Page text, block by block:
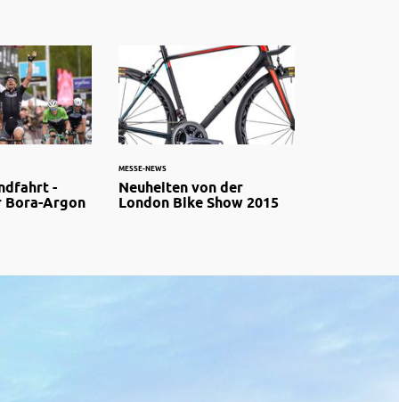
-
Bora-Argon
MESSE-NEWS
Neuheiten von der
London Bike Show 2015